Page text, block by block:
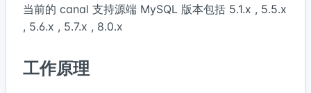
当前的 canal 支持源端 MySQL 版本包括 5.1.x , 5.5.x
, 5.6.x , 5.7.x , 8.0.x
工作原理